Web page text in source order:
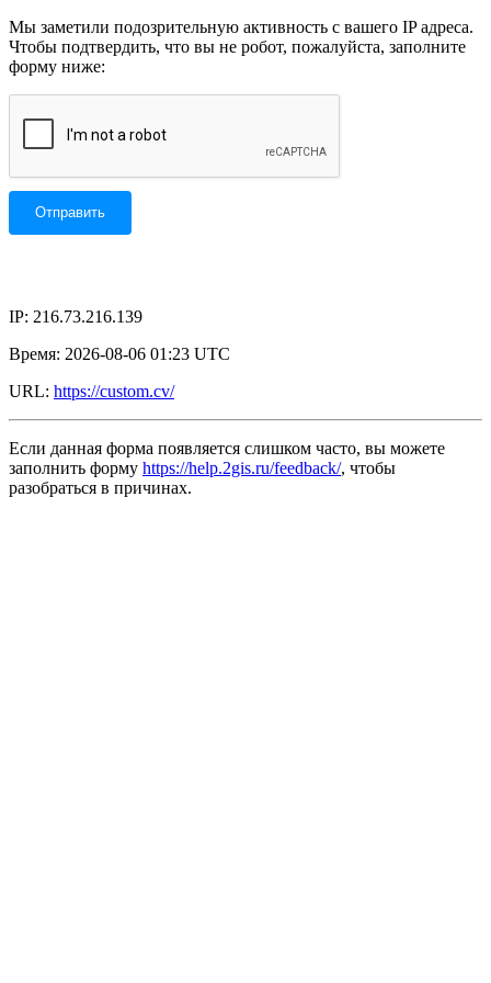
Мы заметили подозрительную активность с вашего IP адреса.
Чтобы подтвердить, что вы не робот, пожалуйста, заполните
форму ниже:
IP: 216.73.216.139
Время: 2026-08-06 01:23 UTC
URL: https://custom.cv/
Если данная форма появляется слишком часто, вы можете
заполнить форму https://help.2gis.ru/feedback/, чтобы
разобраться в причинах.